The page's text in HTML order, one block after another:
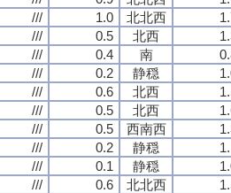
/// 1.0 北北西
/// 0.5 北西
/// 0.4 南
/// 0.2 静穏
/// 0.6 北西
/// 0.5 北西
/// 0.5 西南西
/// 0.2 静穏
/// 0.1 静穏
/// 0.6 北北西